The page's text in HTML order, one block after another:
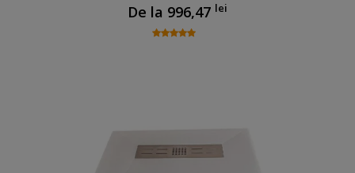
De la 996,47 lei